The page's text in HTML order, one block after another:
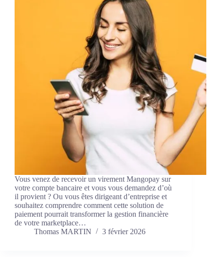
Vous venez de recevoir un virement Mangopay sur
votre compte bancaire et vous vous demandez d’où
il provient ? Ou vous êtes dirigeant d’entreprise et
souhaitez comprendre comment cette solution de
paiement pourrait transformer la gestion financière
de votre marketplace…
Thomas MARTIN
3 février 2026